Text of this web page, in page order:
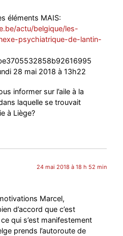
éléments MAIS:
actu/belgique/les-
psychiatrique-de-lantin-
28 mai 2018 à 13h22
informer sur l’aile à la
laquelle se trouvait
à Liège?
24 mai 2018 à 18 h 52 min
Marcel,
d’accord que c’est
qui s’est manifestement
prends l’autoroute de